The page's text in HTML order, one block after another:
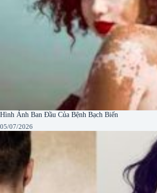
Hình Ảnh Ban Đầu Của Bệnh Bạch Biến
05/07/2026